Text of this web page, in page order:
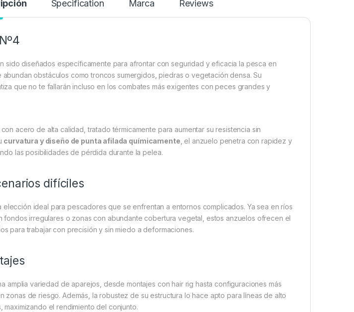
Specification Marca Reviews
sido diseñados específicamente para afrontar con seguridad y eficacia la pesca en
abundan obstáculos como troncos sumergidos, piedras o vegetación densa. Su
que no te fallarán incluso en los combates más exigentes con peces grandes y
acero de alta calidad, tratado térmicamente para aumentar su resistencia sin
curvatura y diseño de punta afilada químicamente , el anzuelo penetra con rapidez y
las posibilidades de pérdida durante la pelea.
difíciles
elección ideal para pescadores que se enfrentan a entornos complicados. Ya sea en ríos
fondos irregulares o zonas con abundante cobertura vegetal, estos anzuelos ofrecen el
para trabajar con precisión y sin miedo a deformaciones.
amplia variedad de aparejos, desde montajes con hair rig hasta configuraciones más
zonas de riesgo. Además, la robustez de su estructura lo hace apto para líneas de alto
maximizando el rendimiento del conjunto.